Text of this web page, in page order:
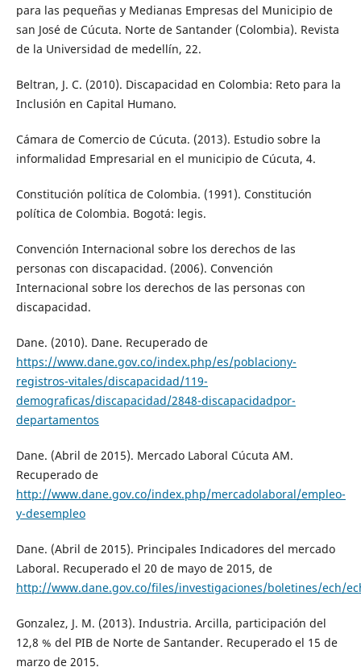
para las pequeñas y Medianas Empresas del Municipio de
san José de Cúcuta. Norte de Santander (Colombia). Revista
de la Universidad de medellín, 22.
Beltran, J. C. (2010). Discapacidad en Colombia: Reto para la
Inclusión en Capital Humano.
Cámara de Comercio de Cúcuta. (2013). Estudio sobre la
informalidad Empresarial en el municipio de Cúcuta, 4.
Constitución política de Colombia. (1991). Constitución
política de Colombia. Bogotá: legis.
Convención Internacional sobre los derechos de las
personas con discapacidad. (2006). Convención
Internacional sobre los derechos de las personas con
discapacidad.
Dane. (2010). Dane. Recuperado de
https://www.dane.gov.co/index.php/es/poblaciony-
registros-vitales/discapacidad/119-
demograficas/discapacidad/2848-discapacidadpor-
departamentos
Dane. (Abril de 2015). Mercado Laboral Cúcuta AM.
Recuperado de
http://www.dane.gov.co/index.php/mercadolaboral/empleo-
y-desempleo
Dane. (Abril de 2015). Principales Indicadores del mercado
Laboral. Recuperado el 20 de mayo de 2015, de
http://www.dane.gov.co/files/investigaciones/boletines/ech/
Gonzalez, J. M. (2013). Industria. Arcilla, participación del
12,8 % del PIB de Norte de Santander. Recuperado el 15 de
marzo de 2015.